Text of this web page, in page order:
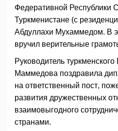
Федеративной Республики
Туркменистане (с
Абдуллахи Мухаммедом. В
вручил верительные
Руководитель
Маммедова поздравила
на ответственный пост,
развития дружественных
взаимовыгодного
странами.